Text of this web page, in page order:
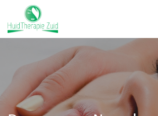
Gelaatsbehandelingen